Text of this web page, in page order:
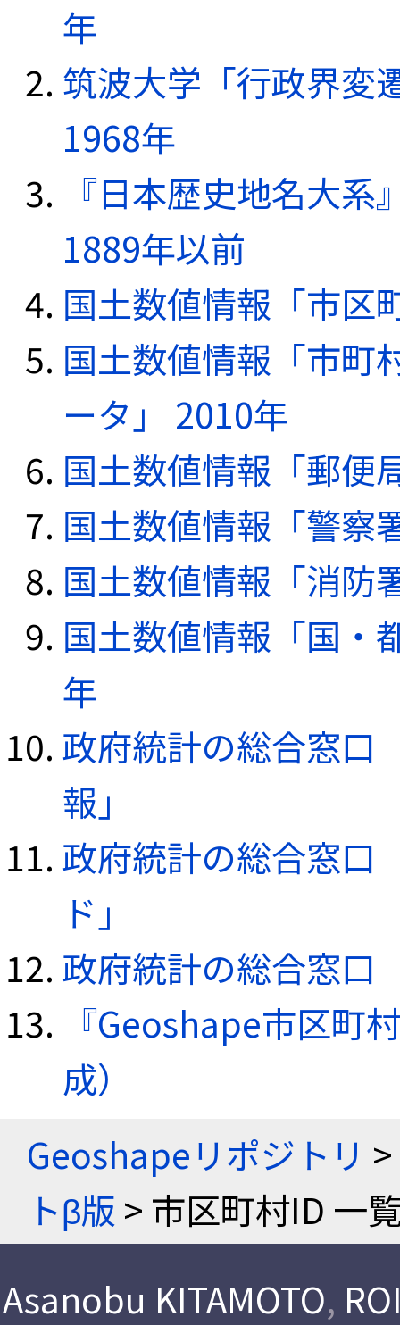
年
筑波大学「行政界変
1968年
『日本歴史地名大
1889年以前
国土数値情報「市区
国土数値情報「市町
ータ」 2010年
国土数値情報「郵便
国土数値情報「警察
国土数値情報「消防
国土数値情報「国・
年
政府統計の総合窓口
報」
政府統計の総合窓口
ド」
政府統計の総合窓口
『Geoshape市区町
成）
Geoshapeリポジトリ >
トβ版 > 市区町村ID 一
Asanobu KITAMOTO,